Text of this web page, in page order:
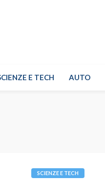
E TECH AUTO
SCIENZE E TECH